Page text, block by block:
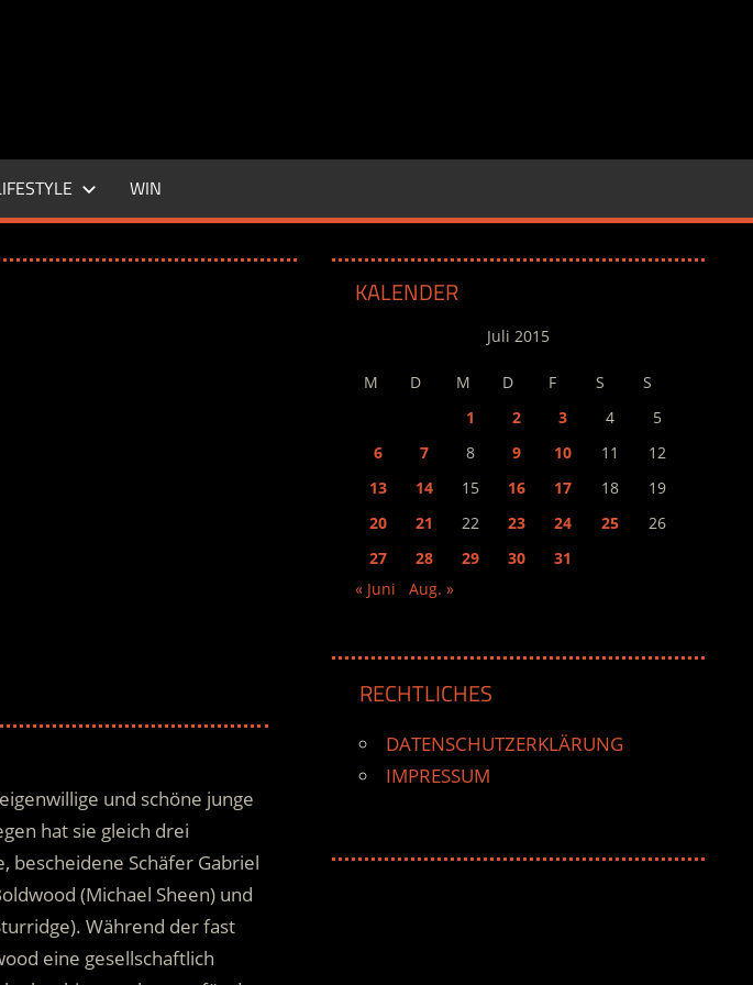
WIN
und schöne junge
hat sie gleich drei
bescheidene Schäfer Gabriel
(Michael Sheen) und
Während der fast
eine gesellschaftlich
KALENDER
Juli 2015
M D M D F S
S
1
2 3 4
5
6
7 8 9 10 11
12
13
14 15 16 17 18
19
20
21 22 23 24 25
26
27
28 29 30
31
« Juni
Aug. »
RECHTLICHES
DATENSCHUTZERKLÄRUNG
IMPRESSUM